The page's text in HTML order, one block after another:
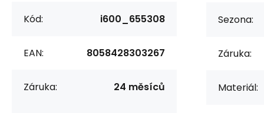
Kód: i600_655308
EAN: 8058428303267
Záruka: 24 měsíců
Sezona:
Záruka:
Materiál: